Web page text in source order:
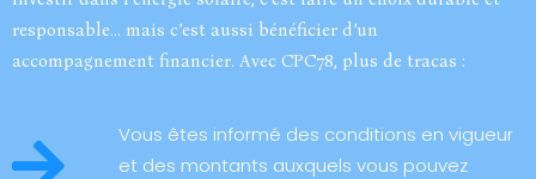
responsable… mais c’est aussi bénéficier d’un
accompagnement financier. Avec CPC78, plus de tracas :
Vous êtes informé des conditions en vigueur
et des montants auxquels vous pouvez